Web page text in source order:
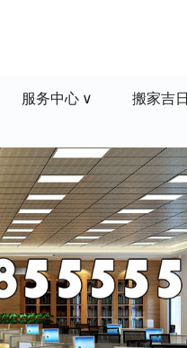
服务中心 搬家吉日